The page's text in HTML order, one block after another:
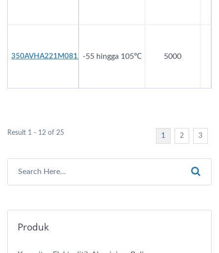
-55 hingga 105℃ 5000
350AVHA221M0812
Result 1 - 12 of 25 1 2 3
Produk